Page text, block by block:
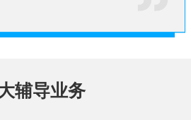
辅导业务